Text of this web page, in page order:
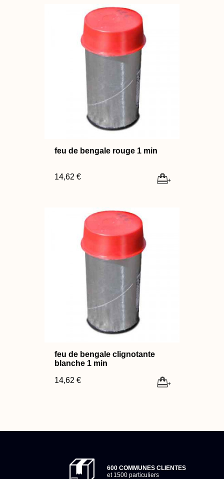
feu de bengale rouge 1 min
14,62 € +
feu de bengale clignotante
blanche 1 min
14,62 €
+
600 COMMUNES CLIENTES
et 1500 particuliers